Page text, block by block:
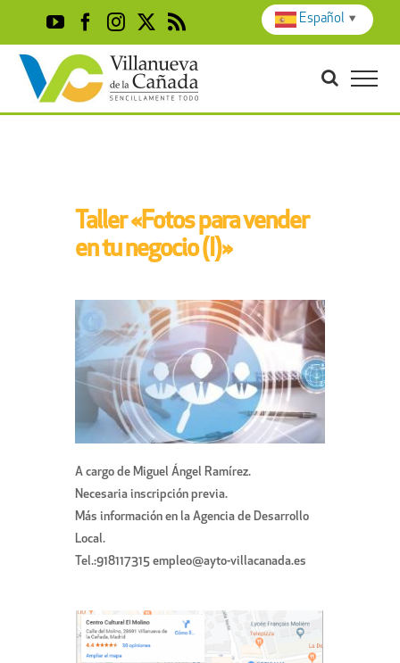
content
YouTubeFacebook
Instagram
X Rss
Taller «Fotos para vender
en tu negocio (I)»
A cargo de Miguel Ángel Ramírez.
Necesaria inscripción previa.
Más información en la Agencia de Desarrollo
Local.
Tel.:918117315 empleo@ayto-villacanada.es
Español ▼